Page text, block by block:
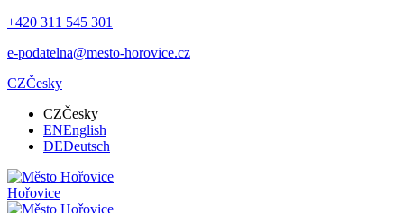
+420 311 545 301
e-podatelna@mesto-horovice.cz
CZČesky
CZČesky
ENEnglish
DEDeutsch
Hořovice